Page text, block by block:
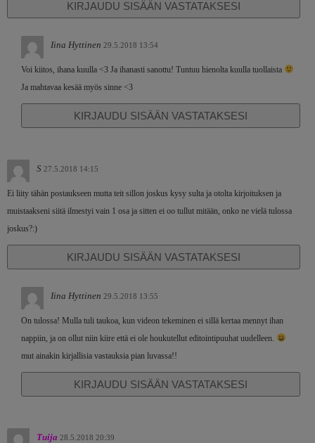
KIRJAUDU SISÄÄN VASTATAKSESI
Iina Hyttinen 29.5.2018 13:54
Voi kiitos, ihana kuulla <3 Ja ihanasti sanottu! Tuntuu hienolta kuulla tuollaista
Ja mahtavaa kesää myös sinne <3
KIRJAUDU SISÄÄN VASTATAKSESI
S 27.5.2018 14:15
Ei liity tähän postaukseen mutta teit sillon joskus kysy sulta ja otolta kirjoituksen ja
muistaakseni siitä ilmestyi vain 1 osa ja sitten ei oo tullut mitään, onko ne vielä tulossa
joskus?:)
KIRJAUDU SISÄÄN VASTATAKSESI
Iina Hyttinen 29.5.2018 13:55
On tulossa! Mulla tuli taukoa, kun videon tekeminen ei sillä kertaa mennyt ihan
nappiin, ja on ollut niin kiire että ei ole houkutellut editointipuuhat uudelleen.
mut ainakin kirjallisia vastauksia pian luvassa!!
KIRJAUDU SISÄÄN VASTATAKSESI
Tuija 28.5.2018 20:39